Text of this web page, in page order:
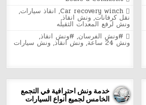
ونش
إنقاذ
سيارات
في
مسطرد
24
ساعة
Posted
in
Car recovery winch
, انقاذ سيارات,
نقل كرفانات, ونش انقاذ,
ونش لرفع المعدات الثقيله
Tagged
#ونش الفرسان, #ونش انقاذ,
ونش 24 ساعة , ونش انقاذ, ونش سيارات
خدمة ونش احترافية في التجمع
الخامس لجميع أنواع السيارات